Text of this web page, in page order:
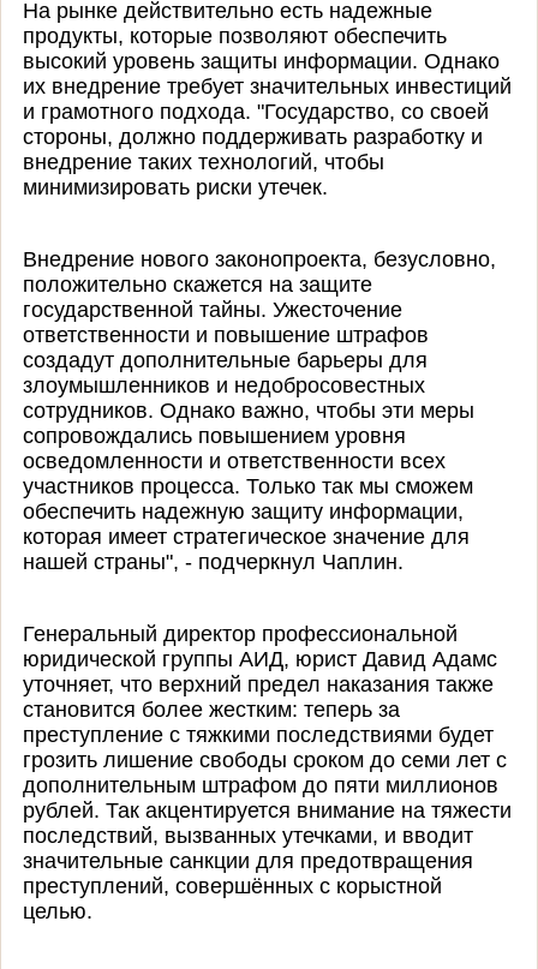
На рынке действительно есть надежные
продукты, которые позволяют обеспечить
высокий уровень защиты информации. Однако
их внедрение требует значительных инвестиций
и грамотного подхода. "Государство, со своей
стороны, должно поддерживать разработку и
внедрение таких технологий, чтобы
минимизировать риски утечек.
Внедрение нового законопроекта, безусловно,
положительно скажется на защите
государственной тайны. Ужесточение
ответственности и повышение штрафов
создадут дополнительные барьеры для
злоумышленников и недобросовестных
сотрудников. Однако важно, чтобы эти меры
сопровождались повышением уровня
осведомленности и ответственности всех
участников процесса. Только так мы сможем
обеспечить надежную защиту информации,
которая имеет стратегическое значение для
нашей страны", - подчеркнул Чаплин.
Генеральный директор профессиональной
юридической группы АИД, юрист Давид Адамс
уточняет, что верхний предел наказания также
становится более жестким: теперь за
преступление с тяжкими последствиями будет
грозить лишение свободы сроком до семи лет с
дополнительным штрафом до пяти миллионов
рублей. Так акцентируется внимание на тяжести
последствий, вызванных утечками, и вводит
значительные санкции для предотвращения
преступлений, совершённых с корыстной
целью.